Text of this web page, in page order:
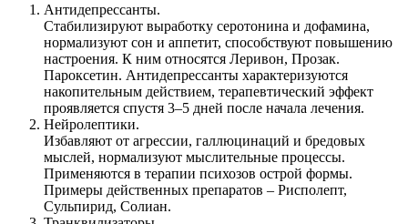
Антидепрессанты.
Стабилизируют выработку серотонина и дофамина,
нормализуют сон и аппетит, способствуют повышению
настроения. К ним относятся Леривон, Прозак.
Пароксетин. Антидепрессанты характеризуются
накопительным действием, терапевтический эффект
проявляется спустя 3–5 дней после начала лечения.
Нейролептики.
Избавляют от агрессии, галлюцинаций и бредовых
мыслей, нормализуют мыслительные процессы.
Применяются в терапии психозов острой формы.
Примеры действенных препаратов – Рисполепт,
Сульпирид, Солиан.